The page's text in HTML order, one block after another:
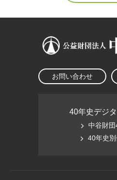
お問い合わせ
40年史デジ
中谷財団
40年史